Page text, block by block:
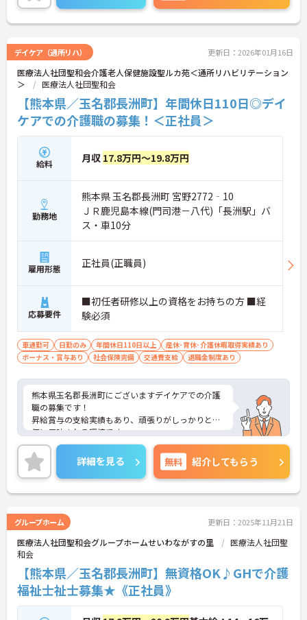
デイケア（通所リハ） 更新日：2026年01月16日
医療法人社団聖和会介護老人保健施設聖ルカ苑＜通所リハビリテーション
＞
医療法人社団聖和会
【熊本県／玉名郡長洲町】年間休日110日◎デイ
ケアでの介護職の募集！＜正社員＞
給料 月収 17.8万円～19.8万円
勤務地
熊本県 玉名郡長洲町 宮野2772‐10
ＪＲ鹿児島本線(門司港－八代)「長洲駅」バ
ス・車10分
雇用形態 正社員(正職員)
応募要件
■初任者研修以上の資格をお持ちの方 ■経
験必須
車通勤可 日勤のみ 年間休日110日以上
産休･育休･介護休暇取得実績あり
ボーナス・賞与あり
社会保険完備 交通費支給 退職金制度あり
熊本県玉名郡長洲町にございますデイケアでの介護
職の募集です！
昇給賞与の支給実績もあり、頑張りがしっかりと評
価に反映される環境です。
ご興味ある方には、面接対策ポイントなど、さらに
詳細をお話しいたしますのでお気軽にご相談くださ
い！
詳細を見る 無料 紹介してもらう
グループホーム 更新日：2025年11月21日
医療法人社団聖和会グループホームせいわながすの里
医療法人社団聖
和会
【熊本県／玉名郡長洲町】無資格OK♪GHで介護
福祉士祉士募集★《正社員》